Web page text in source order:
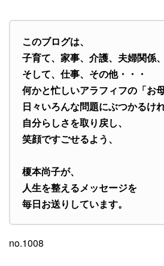
このブログは、
子育て、家事、介護、夫婦関係、
そして、仕事、その他・・・
何かと忙しいアラフィフの「お
日々いろんな問題にぶつかるけれ
自分らしさを取り戻し、
笑顔ですごせるよう、
榎本尚子が、
人生を整えるメッセージを
毎日お送りしています。
no.1008